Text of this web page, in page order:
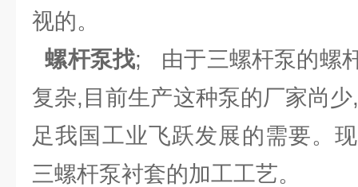
视的。
螺杆泵找; 由于三螺杆泵的螺
复杂,目前生产这种泵的厂家尚
足我国工业飞跃发展的需要。
三螺杆泵衬套的加工工艺。